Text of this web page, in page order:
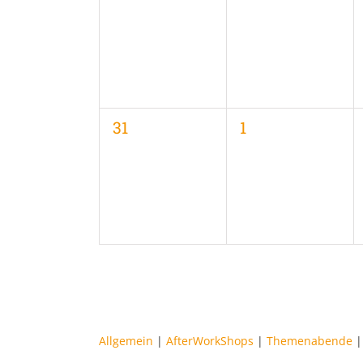
0
31
0
1
Allgemein | AfterWorkShops | Themenabende |